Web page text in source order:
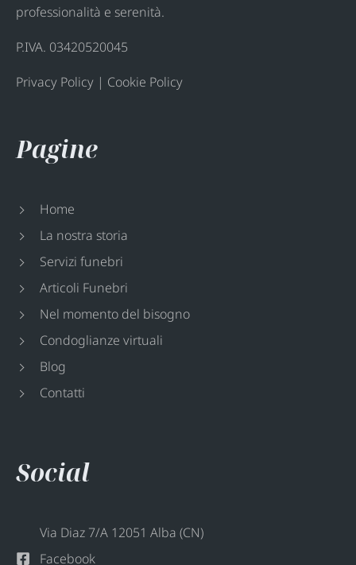
professionalità e serenità.
P.IVA. 03420520045
Privacy Policy | Cookie Policy
Pagine
Home
La nostra storia
Servizi funebri
Articoli Funebri
Nel momento del bisogno
Condoglianze virtuali
Blog
Contatti
Social
Via Diaz 7/A 12051 Alba (CN)
Facebook